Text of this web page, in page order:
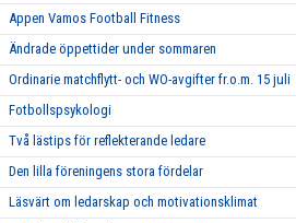
Appen Vamos Football Fitness
Ändrade öppettider under sommaren
Ordinarie matchflytt- och WO-avgifter fr.o.m. 15 juli
Fotbollspsykologi
Två lästips för reflekterande ledare
Den lilla föreningens stora fördelar
Läsvärt om ledarskap och motivationsklimat